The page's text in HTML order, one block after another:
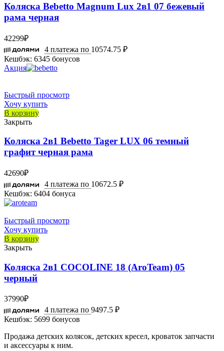
Коляска Bebetto Magnum Lux 2в1 07 бежевый
рама черная
42299₽
4 платежа по 10574.75 ₽
Кешбэк: 6345 бонусов
Акция
Быстрый просмотр
Хочу купить
В корзину
Закрыть
Коляска 2в1 Bebetto Tager LUX 06 темный
графит черная рама
42690₽
4 платежа по 10672.5 ₽
Кешбэк: 6404 бонуса
Быстрый просмотр
Хочу купить
В корзину
Закрыть
Коляска 2в1 COCOLINE 18 (AroTeam) 05
черный
37990₽
4 платежа по 9497.5 ₽
Кешбэк: 5699 бонусов
Продажа детских колясок, детских кресел, кроваток запчасти
и аксессуары к ним.